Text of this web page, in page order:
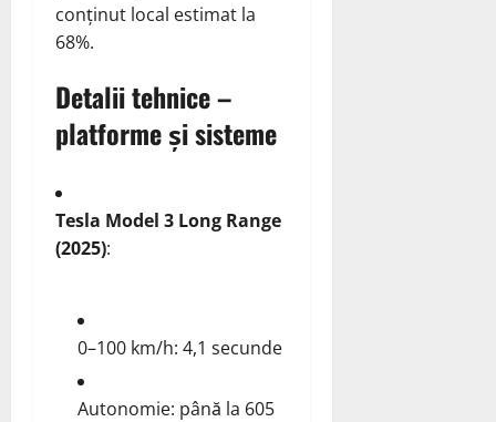
conținut local estimat la
68%.
Detalii tehnice –
platforme și sisteme
Tesla Model 3 Long Range
(2025):
0–100 km/h: 4,1 secunde
Autonomie: până la 605